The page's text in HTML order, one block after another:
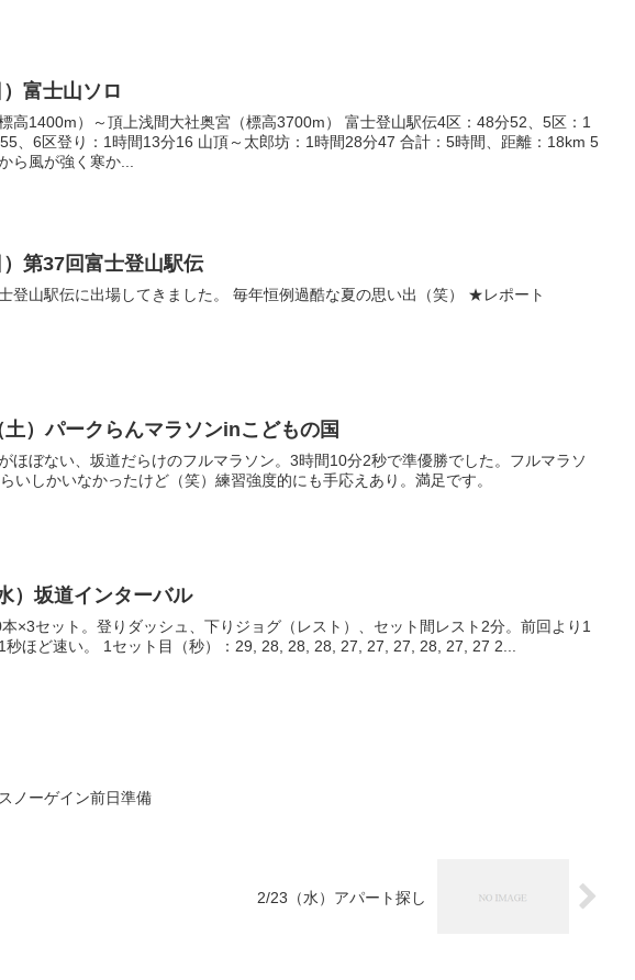
富士山ソロ
高1400m）～頂上浅間大社奥宮（標高3700m） 富士登山駅伝4区：48分52、5区：1
、6区登り：1時間13分16 山頂～太郎坊：1時間28分47 合計：5時間、距離：18km 5
ら風が強く寒か...
第37回富士登山駅伝
登山駅伝に出場してきました。 毎年恒例過酷な夏の思い出（笑） ★レポート
土）パークらんマラソンinこどもの国
ほぼない、坂道だらけのフルマラソン。3時間10分2秒で準優勝でした。フルマラソ
いしかいなかったけど（笑）練習強度的にも手応えあり。満足です。
）坂道インターバル
×3セット。登りダッシュ、下りジョグ（レスト）、セット間レスト2分。前回より1
秒ほど速い。 1セット目（秒）：29, 28, 28, 28, 27, 27, 27, 28, 27, 27 2...
ノーゲイン前日準備
2/23（水）アパート探し